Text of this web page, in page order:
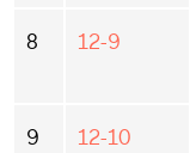
8 12-9
9 12-10